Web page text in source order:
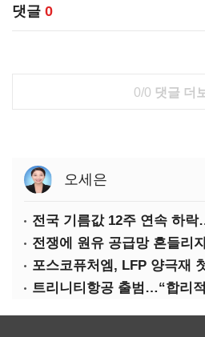
댓글 0
0/0 댓글 더
오세은